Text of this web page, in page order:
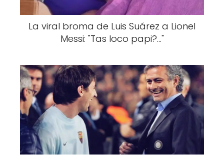
La viral broma de Luis Suárez a Lionel
Messi: "Tas loco papi?..."